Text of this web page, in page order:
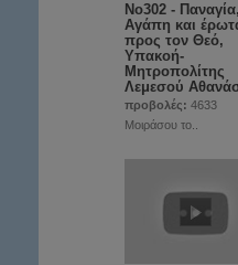
No302 - Παναγία,
Αγάπη και
προς τον Θεό,
Υπακοή-
Μητροπολίτης
Λεμεσού
προβολές: 4633
Μοιράσου το..